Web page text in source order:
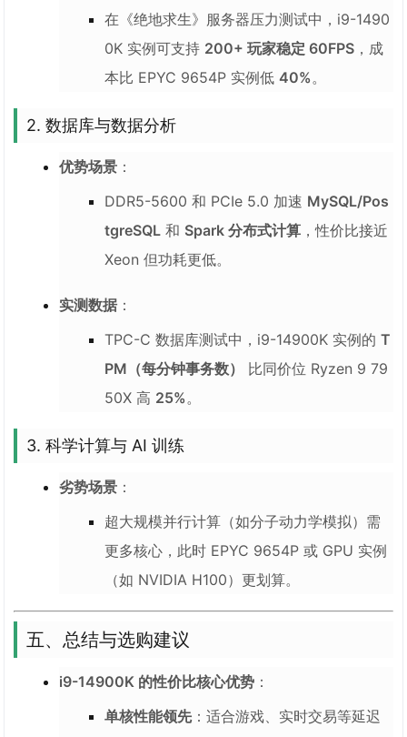
在《绝地求生》服务器压力测试中，i9-1490
0K 实例可支持 200+ 玩家稳定 60FPS ，成
本比 EPYC 9654P 实例低40%。
2. 数据库与数据分析
优势场景 ：
DDR5-5600 和 PCIe 5.0 加速 MySQL/Pos
tgreSQL 和 Spark 分布式计算 ，性价比接近
Xeon 但功耗更低。
实测数据 ：
TPC-C 数据库测试中，i9-14900K 实例的T
PM（每分钟事务数）
比同价位 Ryzen 9 79
50X 高 25%。
3. 科学计算与 AI 训练
劣势场景 ：
超大规模并行计算（如分子动力学模拟）需
更多核心，此时 EPYC 9654P 或 GPU 实例
（如 NVIDIA H100）更划算。
五、总结与选购建议
i9-14900K 的性价比核心优势 ：
单核性能领先：适合游戏、实时交易等延迟